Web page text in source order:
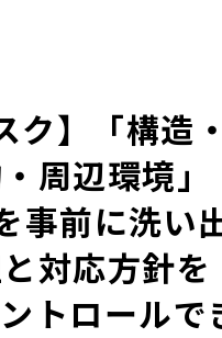
ク】「構造
周辺環境」
事前に洗い
対応方針を
トロールで